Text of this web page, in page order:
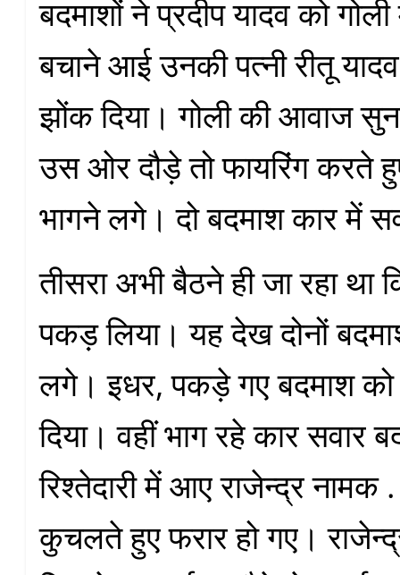
बदमाशों ने प्रदीप यादव को
बचाने आई उनकी पत्नी रीतू
झोंक दिया। गोली की आवाज
उस ओर दौड़े तो फायरिंग करते
भागने लगे। दो बदमाश कार में
तीसरा अभी बैठने ही जा रहा था
पकड़ लिया। यह देख दोनों
लगे। इधर, पकड़े गए बदमाश को
दिया। वहीं भाग रहे कार सवार
रिश्तेदारी में आए राजेन्द्र नामक
कुचलते हुए फरार हो गए।